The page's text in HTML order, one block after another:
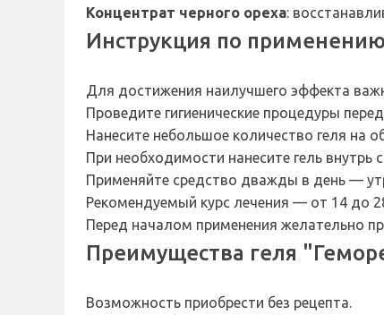
Концентрат черного ореха:
Инструкция по применению
Для достижения наилучшего эффекта
Проведите гигиенические процедуры
Нанесите небольшое количество геля на
При необходимости нанесите гель
Применяйте средство дважды в день —
Рекомендуемый курс лечения — от 14 до
Перед началом применения желательно
Преимущества геля
Возможность приобрести без рецепта.